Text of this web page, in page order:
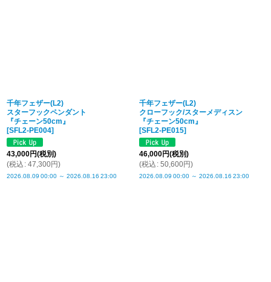
千年フェザー(L2)
スターフックペンダント
『チェーン50cm』
[SFL2-PE004]
43,000円(税別)
(税込 : 47,300円)
2026.08.09 00:00 ～ 2026.08.16 23:00
千年フェザー(L2)
クローフック/スターメディスン
『チェーン50cm』
[SFL2-PE015]
46,000円(税別)
(税込 : 50,600円)
2026.08.09 00:00 ～ 2026.08.16 23:00